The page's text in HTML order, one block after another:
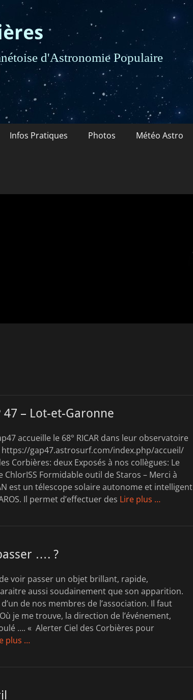
d'Astronomie Populaire
Infos Pratiques Photos Météo Astro
47 – Lot-et-Garonne
accueille le 68° RICAR dans leur observatoire
gap47.astrosurf.com/index.php/accueil/
Corbières: deux Exposés à nos collègues: Le
ChlorISS Formidable outil de Staros – Merci à
est un télescope solaire autonome et intelligent
Il permet d’effectuer des Lire plus …
…. ?
voir passer un objet brillant, rapide,
aussi soudainement que son apparition.
d’un de nos membres de l’association. Il faut
je me trouve, la direction de l’événement,
…. « Alerter Ciel des Corbières pour
plus …